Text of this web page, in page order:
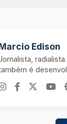
Edison
é